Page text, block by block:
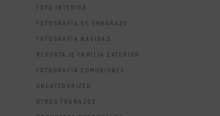
FOTO INTERIOR
FOTOGRAFÍA DE EMBARAZO
FOTOGRAFÍA NAVIDAD
REPORTAJE FAMILIA EXTERIOR
FOTOGRAFÍA COMUNIONES
UNCATEGORIZED
OTROS TRABAJOS